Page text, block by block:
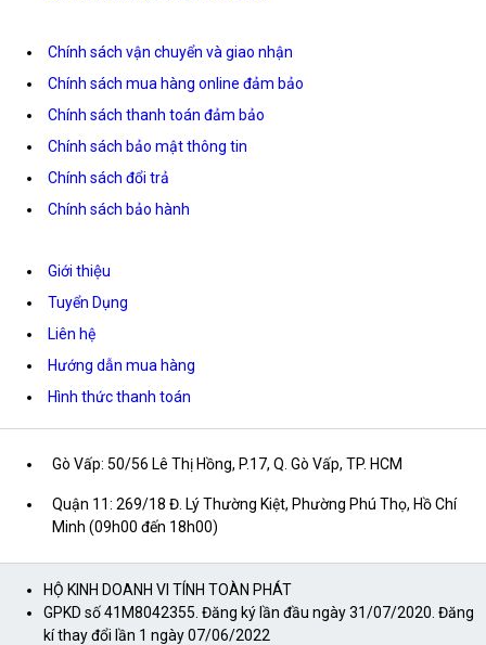
Chính sách vận chuyển và giao nhận
Chính sách mua hàng online đảm bảo
Chính sách thanh toán đảm bảo
Chính sách bảo mật thông tin
Chính sách đổi trả
Chính sách bảo hành
Giới thiệu
Tuyển Dụng
Liên hệ
Hướng dẫn mua hàng
Hình thức thanh toán
Gò Vấp: 50/56 Lê Thị Hồng, P.17, Q. Gò Vấp, TP. HCM
Quận 11: 269/18 Đ. Lý Thường Kiệt, Phường Phú Thọ, Hồ Chí
Minh (09h00 đến 18h00)
HỘ KINH DOANH VI TÍNH TOÀN PHÁT
GPKD số 41M8042355. Đăng ký lần đầu ngày 31/07/2020. Đăng
kí thay đổi lần 1 ngày 07/06/2022